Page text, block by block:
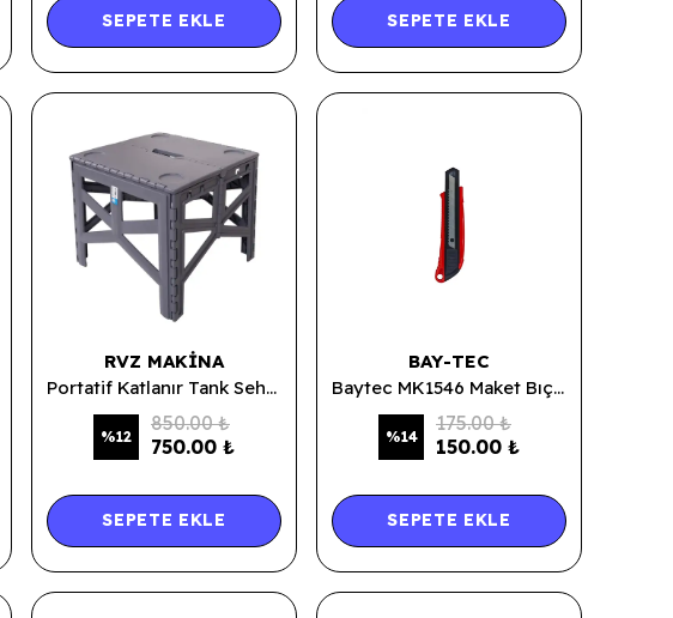
SEPETE EKLE SEPETE EKLE
RVZ MAKINA
Portatif Katlanır Tank Sehpa
%12
850.00 ₺
750.00 ₺
SEPETE EKLE
BAY-TEC
Baytec MK1546 Maket Bıçağı Lüx 2590
%14
175.00 ₺
150.00 ₺
SEPETE EKLE